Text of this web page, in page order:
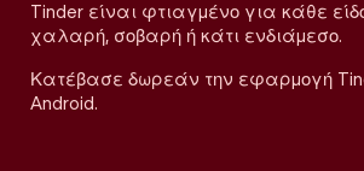
Tinder είναι φτιαγμένο για κάθε
χαλαρή, σοβαρή ή κάτι ενδιάμεσο.
Κατέβασε δωρεάν την εφαρμογή
Android.